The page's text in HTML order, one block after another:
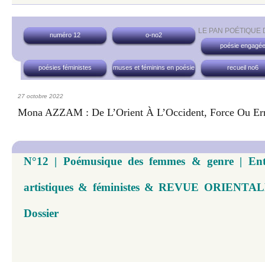
LE PAN POÉTIQUE
numéro 12
o-no2
poésie engagée
poésies féministes muses et féminins en poésie recueil no6
27 octobre 2022
Mona AZZAM : De L’Orient À L’Occident, Force Ou
N°12 | Poémusique des femmes & genre |
artistiques & féministes & REVUE
Dossier